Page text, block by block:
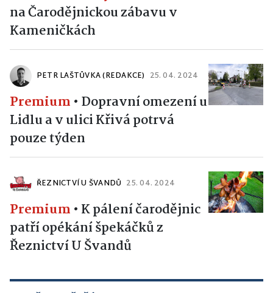
na Čarodějnickou zábavu v
Kameničkách
PETR LAŠTŮVKA (REDAKCE) 25. 04. 2024
Premium • Dopravní omezení u
Lidlu a v ulici Křivá potrvá
pouze týden
ŘEZNICTVÍ U ŠVANDŮ 25. 04. 2024
Premium • K pálení čarodějnic
patří opékání špekáčků z
Řeznictví U Švandů